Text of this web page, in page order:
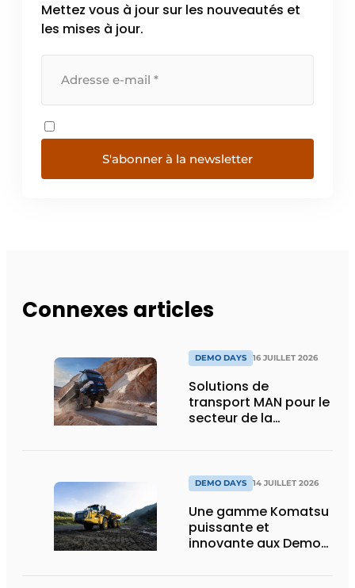
Mettez vous à jour sur les nouveautés et
les mises à jour.
S'abonner à la newsletter
Connexes articles
DEMO DAYS 16 JUILLET 2026
Solutions de
transport MAN pour le
secteur de la
DEMO DAYS 14 JUILLET 2026
Une gamme Komatsu
puissante et
innovante aux Demo